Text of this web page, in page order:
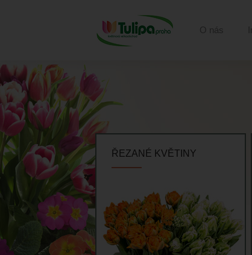
O nás
ŘEZANÉ KVĚTINY